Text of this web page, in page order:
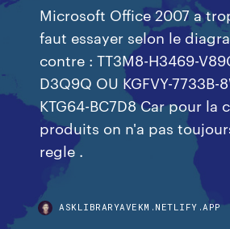
Microsoft Office 2007 a
faut essayer selon le
contre : TT3M8-H3469-
D3Q9Q OU KGFVY-7733B-
KTG64-BC7D8 Car pour la
produits on n'a pas
regle .
ASKLIBRARYAVEKM.NETLIFY.APP